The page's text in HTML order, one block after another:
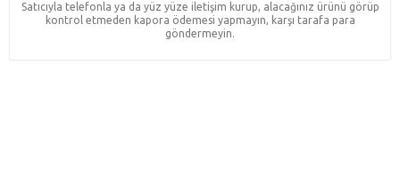
Satıcıyla telefonla ya da yüz yüze iletişim kurup, alacağınız ürünü görüp
kontrol etmeden kapora ödemesi yapmayın, karşı tarafa para
göndermeyin.